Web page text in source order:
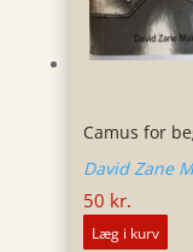
Camus for
David Zane
50 kr.
Læg i kurv